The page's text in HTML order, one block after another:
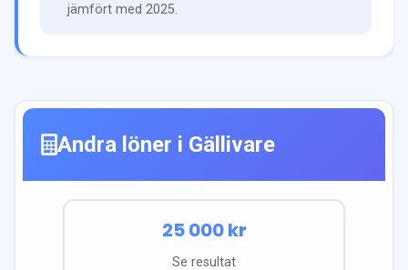
jämfört med 2025.
Andra löner i Gällivare
25 000kr
Se resultat